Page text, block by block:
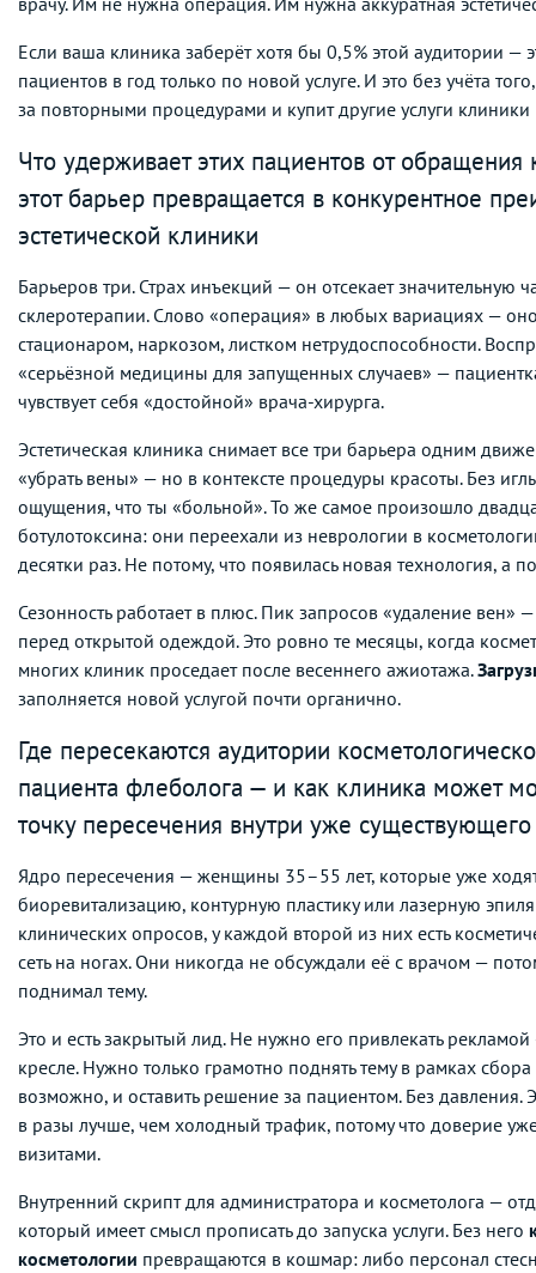
Если ваша клиника заберёт хотя бы 0,5% этой аудитории —
пациентов в год только по новой услуге. И это без учёта
за повторными процедурами и купит другие услуги клиники
Что удерживает этих пациентов от
этот барьер превращается в конкурентное
эстетической клиники
Барьеров три. Страх инъекций — он отсекает значительную
склеротерапии. Слово «операция» в любых вариациях —
стационаром, наркозом, листком нетрудоспособности.
«серьёзной медицины для запущенных случаев» —
чувствует себя «достойной» врача-хирурга.
Эстетическая клиника снимает все три барьера одним
«убрать вены» — но в контексте процедуры красоты. Без
ощущения, что ты «больной». То же самое произошло
ботулотоксина: они переехали из неврологии в
десятки раз. Не потому, что появилась новая технология, а
Сезонность работает в плюс. Пик запросов «удаление вен»
перед открытой одеждой. Это ровно те месяцы, когда
многих клиник проседает после весеннего ажиотажа.
заполняется новой услугой почти органично.
Где пересекаются аудитории
пациента флеболога — и как клиника может
точку пересечения внутри уже существующего
Ядро пересечения — женщины 35–55 лет, которые уже
биоревитализацию, контурную пластику или лазерную
клинических опросов, у каждой второй из них есть
сеть на ногах. Они никогда не обсуждали её с врачом —
поднимал тему.
Это и есть закрытый лид. Не нужно его привлекать
кресле. Нужно только грамотно поднять тему в рамках сбора
возможно, и оставить решение за пациентом. Без давления.
в разы лучше, чем холодный трафик, потому что доверие
визитами.
Внутренний скрипт для администратора и косметолога —
который имеет смысл прописать до запуска услуги. Без него
косметологии превращаются в кошмар: либо персонал